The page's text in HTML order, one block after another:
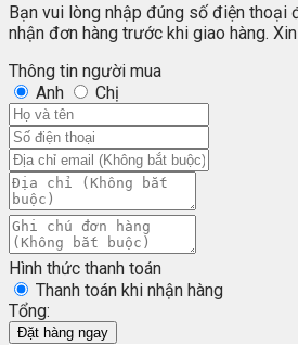
Bạn vui lòng nhập đúng số điện thoại
nhận đơn hàng trước khi giao hàng.
Thông tin người mua
Anh
Chị
Hình thức thanh toán
Thanh toán khi nhận hàng
Tổng:
Đặt hàng ngay